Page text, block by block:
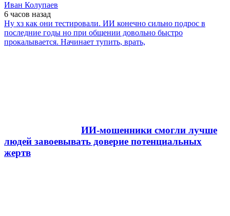
Иван Колупаев
6 часов назад
Ну хз как они тестировали. ИИ конечно сильно подрос в
последние годы но при общении довольно быстро
прокалывается. Начинает тупить, врать,
ИИ-мошенники смогли лучше
людей завоевывать доверие потенциальных
жертв